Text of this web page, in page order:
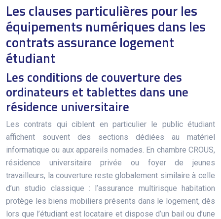
Les clauses particulières pour les
équipements numériques dans les
contrats assurance logement
étudiant
Les conditions de couverture des
ordinateurs et tablettes dans une
résidence universitaire
Les contrats qui ciblent en particulier le public étudiant
affichent souvent des sections dédiées au matériel
informatique ou aux appareils nomades. En chambre CROUS,
résidence universitaire privée ou foyer de jeunes
travailleurs, la couverture reste globalement similaire à celle
d’un studio classique : l’assurance multirisque habitation
protège les biens mobiliers présents dans le logement, dès
lors que l’étudiant est locataire et dispose d’un bail ou d’une